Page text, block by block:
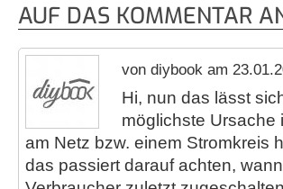
AUF DAS KOMMENTAR
von diybook am
Hi, nun das lässt
möglichste Ursache
am Netz bzw. einem Stromkreis
das passiert darauf achten,